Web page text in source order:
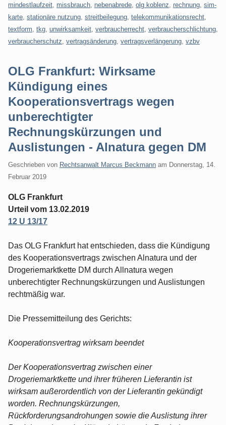
mindestlaufzeit missbrauch nebenabrede olg koblenz rechnung sim-
karte stationäre nutzung streitbeilegung telekommunikationsrecht
textform tkg unwirksamkeit verbraucherrecht verbraucherschlichtung
verbraucherschutz vertragsänderung vertragsverlängerung vzbv
OLG Frankfurt: Wirksame
Kündigung eines
Kooperationsvertrags wegen
unberechtigter
Rechnungskürzungen und
Auslistungen - Alnatura gegen DM
Geschrieben von Rechtsanwalt Marcus Beckmann am Donnerstag, 14.
Februar 2019
OLG Frankfurt
Urteil vom 13.02.2019
12 U 13/17
Das OLG Frankfurt hat entschieden, dass die Kündigung
des Kooperationsvertrags zwischen Alnatura und der
Drogeriemarktkette DM durch Allnatura wegen
unberechtigter Rechnungskürzungen und Auslistungen
rechtmäßig war.
Die Pressemitteilung des Gerichts:
Kooperationsvertrag wirksam beendet
Der Kooperationsvertrag zwischen einer
Drogeriemarktkette und ihrer früheren Lieferantin ist
wirksam außerordentlich von der Lieferantin gekündigt
worden. Rechnungskürzungen,
Rückforderungsandrohungen sowie die Auslistung ihrer